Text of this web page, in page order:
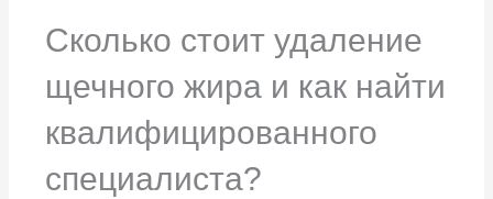
Сколько стоит удаление
щечного жира и как найти
квалифицированного
специалиста?